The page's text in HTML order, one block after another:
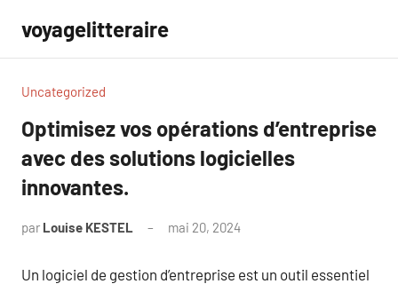
contenu
voyagelitteraire
Uncategorized
Optimisez vos opérations d’entreprise
avec des solutions logicielles
innovantes.
par Louise KESTEL mai 20, 2024
Un logiciel de gestion d’entreprise est un outil essentiel